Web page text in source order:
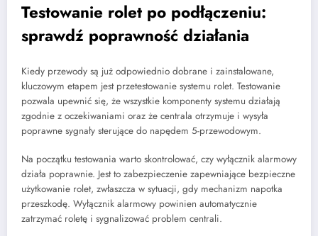
Testowanie rolet po podłączeniu:
sprawdź poprawność działania
Kiedy przewody są już odpowiednio dobrane i zainstalowane,
kluczowym etapem jest przetestowanie systemu rolet. Testowanie
pozwala upewnić się, że wszystkie komponenty systemu działają
zgodnie z oczekiwaniami oraz że centrala otrzymuje i wysyła
poprawne sygnały sterujące do napędem 5-przewodowym.
Na początku testowania warto skontrolować, czy wyłącznik alarmowy
działa poprawnie. Jest to zabezpieczenie zapewniające bezpieczne
użytkowanie rolet, zwłaszcza w sytuacji, gdy mechanizm napotka
przeszkodę. Wyłącznik alarmowy powinien automatycznie
zatrzymać roletę i sygnalizować problem centrali.